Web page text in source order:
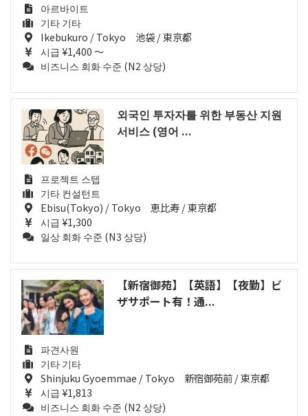
아르바이트
기타 기타
Ikebukuro / Tokyo 池袋 / 東京都
시급 ¥1,400 ～
비즈니스 회화 수준 (N2 상당)
외국인 투자자를 위한 부동산 지원
서비스 (영어 ...
프로젝트 스텝
기타 컨설턴트
Ebisu(Tokyo) / Tokyo 恵比寿 / 東京都
시급 ¥1,300
일상 회화 수준 (N3 상당)
【新宿御苑】【英語】【夜勤】ビ
ザサポート有！通...
파견사원
기타 기타
Shinjuku Gyoemmae / Tokyo 新宿御苑前 / 東京都
시급 ¥1,813
비즈니스 회화 수준 (N2 상당)